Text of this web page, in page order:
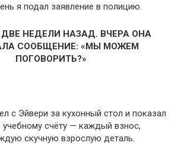
я подал заявление в полицию.
НЕДЕЛИ НАЗАД. ВЧЕРА ОНА
СООБЩЕНИЕ: «МЫ МОЖЕМ
ПОГОВОРИТЬ?»
с Эйвери за кухонный стол и показал
учебному счёту — каждый взнос,
скучную взрослую деталь.